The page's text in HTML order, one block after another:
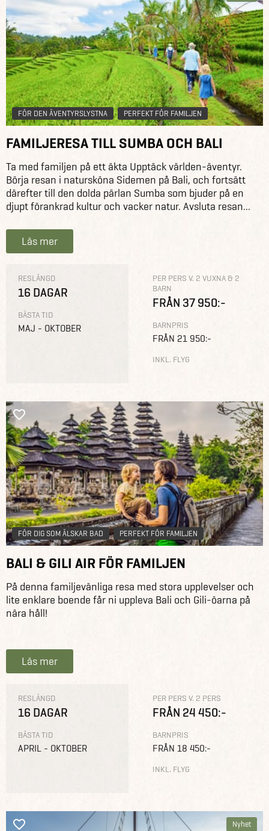
FÖR DEN ÄVENTYRSLYSTNA PERFEKT FÖR FAMILJEN
FAMILJERESA TILL SUMBA OCH BALI
Ta med familjen på ett äkta Upptäck världen-äventyr.
Börja resan i natursköna Sidemen på Bali, och fortsätt
därefter till den dolda pärlan Sumba som bjuder på en
djupt förankrad kultur och vacker natur. Avsluta resan...
Läs mer
RESLÄNGD
16 DAGAR
BÄSTA TID
MAJ - OKTOBER
PER PERS V. 2 VUXNA & 2
BARN
FRÅN 37 950:-
BARNPRIS
FRÅN 21 950:-
INKL. FLYG
FÖR DIG SOM ÄLSKAR BAD PERFEKT FÖR FAMILJEN
BALI & GILI AIR FÖR FAMILJEN
På denna familjevänliga resa med stora upplevelser och
lite enklare boende får ni uppleva Bali och Gili-öarna på
nära håll!
Läs mer
RESLÄNGD
16 DAGAR
BÄSTA TID
APRIL - OKTOBER
PER PERS V. 2 PERS
FRÅN 24 450:-
BARNPRIS
FRÅN 18 450:-
INKL. FLYG
Nyhet